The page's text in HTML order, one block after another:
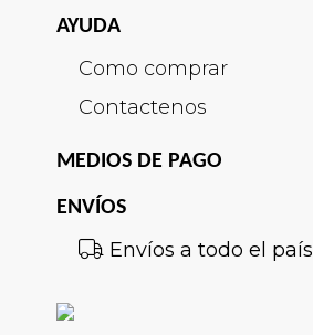
AYUDA
Como comprar
Contactenos
MEDIOS DE PAGO
ENVÍOS
Envíos a todo el país